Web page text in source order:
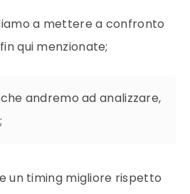
a mettere a confronto
qui menzionate;
andremo ad analizzare,
;
un timing migliore rispetto